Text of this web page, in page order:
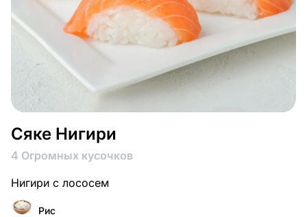
Сяке Нигири
4 Огромных кусочков
Нигири с лососем
Рис